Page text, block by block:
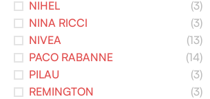
NIHEL
(3)
NINA RICCI
(3)
NIVEA
(13)
PACO RABANNE
(14)
PILAU
(3)
REMINGTON
(3)